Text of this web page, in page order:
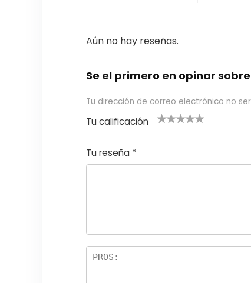
Aún no hay reseñas.
Se el primero en opinar sobre
Tu dirección de correo electrónico no
Tu calificación
e
el
5
las
s
Tu reseña *